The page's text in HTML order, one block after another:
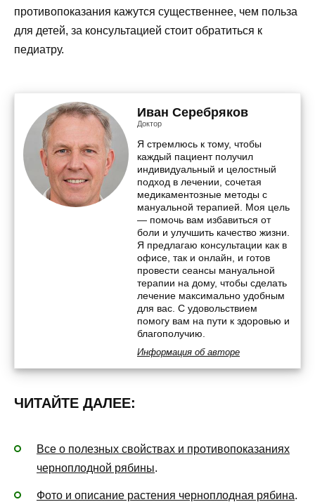
противопоказания кажутся существеннее, чем польза
для детей, за консультацией стоит обратиться к
педиатру.
Иван Серебряков
Доктор
Я стремлюсь к тому, чтобы
каждый пациент получил
индивидуальный и целостный
подход в лечении, сочетая
медикаментозные методы с
мануальной терапией. Моя цель
— помочь вам избавиться от
боли и улучшить качество жизни.
Я предлагаю консультации как в
офисе, так и онлайн, и готов
провести сеансы мануальной
терапии на дому, чтобы сделать
лечение максимально удобным
для вас. С удовольствием
помогу вам на пути к здоровью и
благополучию.
Информация об авторе
ЧИТАЙТЕ ДАЛЕЕ:
Все о полезных свойствах и противопоказаниях
черноплодной рябины.
Фото и описание растения черноплодная рябина.